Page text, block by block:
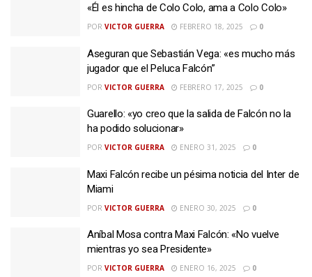
«Él es hincha de Colo Colo, ama a Colo Colo»
POR VICTOR GUERRA FEBRERO 18, 2025 0
Aseguran que Sebastián Vega: «es mucho más
jugador que el Peluca Falcón”
POR VICTOR GUERRA FEBRERO 17, 2025 0
Guarello: «yo creo que la salida de Falcón no la
ha podido solucionar»
POR VICTOR GUERRA ENERO 31, 2025 0
Maxi Falcón recibe un pésima noticia del Inter de
Miami
POR VICTOR GUERRA ENERO 30, 2025 0
Aníbal Mosa contra Maxi Falcón: «No vuelve
mientras yo sea Presidente»
POR VICTOR GUERRA ENERO 16, 2025 0